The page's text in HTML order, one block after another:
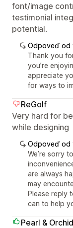
font/image
testimonial
potential.
Odpoveď od
Thank you
you’re
appreciate
for ways to
ReGolf
Very hard for
while designing
Odpoveď od
We’re sorry
are always
may
Please reply
can to help
Pearl & Orchid